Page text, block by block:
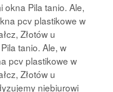
okna Pila tanio. Ale,
pcv plastikowe w
Złotów u
tanio. Ale, w
pcv plastikowe w
Złotów u
niebiurowi